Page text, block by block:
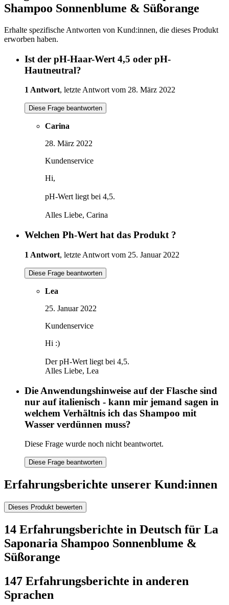
Shampoo Sonnenblume & Süßorange
Erhalte spezifische Antworten von Kund:innen, die dieses Produkt
erworben haben.
Ist der pH-Haar-Wert 4,5 oder pH-
Hautneutral?
1 Antwort, letzte Antwort vom 28. März 2022
Diese Frage beantworten
Carina
28. März 2022
Kundenservice
Hi,
pH-Wert liegt bei 4,5.
Alles Liebe, Carina
Welchen Ph-Wert hat das Produkt ?
1 Antwort, letzte Antwort vom 25. Januar 2022
Diese Frage beantworten
Lea
25. Januar 2022
Kundenservice
Hi :)
Der pH-Wert liegt bei 4,5.
Alles Liebe, Lea
Die Anwendungshinweise auf der Flasche sind
nur auf italienisch - kann mir jemand sagen in
welchem Verhältnis ich das Shampoo mit
Wasser verdünnen muss?
Diese Frage wurde noch nicht beantwortet.
Diese Frage beantworten
Erfahrungsberichte unserer Kund:innen
Dieses Produkt bewerten
14 Erfahrungsberichte in Deutsch für La
Saponaria Shampoo Sonnenblume &
Süßorange
147 Erfahrungsberichte in anderen
Sprachen